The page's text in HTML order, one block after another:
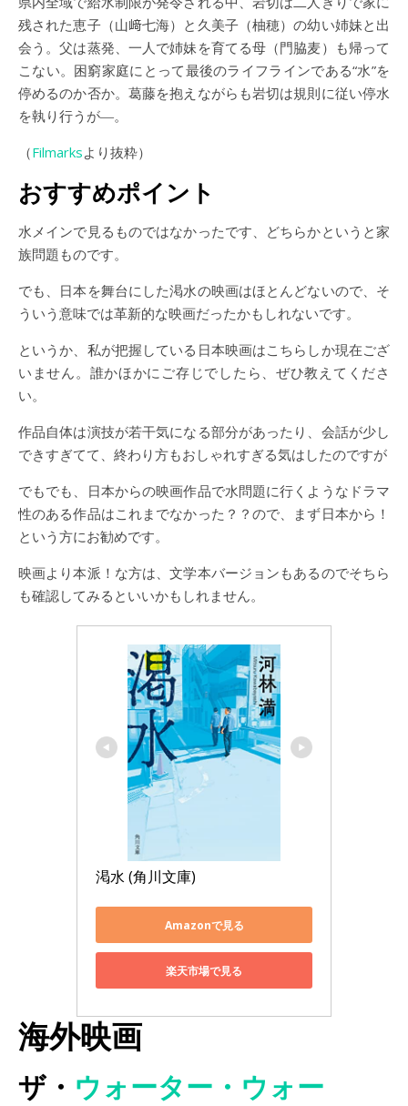
残された恵子（山﨑七海）と久美子（柚穂）の幼い姉妹と出
会う。父は蒸発、一人で姉妹を育てる母（門脇麦）も帰って
こない。困窮家庭にとって最後のライフラインである“水”を
停めるのか否か。葛藤を抱えながらも岩切は規則に従い停水
を執り行うが―。
（Filmarksより抜粋）
おすすめポイント
水メインで見るものではなかったです、どちらかというと家
族問題ものです。
でも、日本を舞台にした渇水の映画はほとんどないので、そ
ういう意味では革新的な映画だったかもしれないです。
というか、私が把握している日本映画はこちらしか現在ござ
いません。誰かほかにご存じでしたら、ぜひ教えてくださ
い。
作品自体は演技が若干気になる部分があったり、会話が少し
できすぎてて、終わり方もおしゃれすぎる気はしたのですが
でもでも、日本からの映画作品で水問題に行くようなドラマ
性のある作品はこれまでなかった？？ので、まず日本から！
という方にお勧めです。
映画より本派！な方は、文学本バージョンもあるのでそちら
も確認してみるといいかもしれません。
渇水 (角川文庫)
Amazonで見る
楽天市場で見る
海外映画
ザ・ ウォーター・ウォー